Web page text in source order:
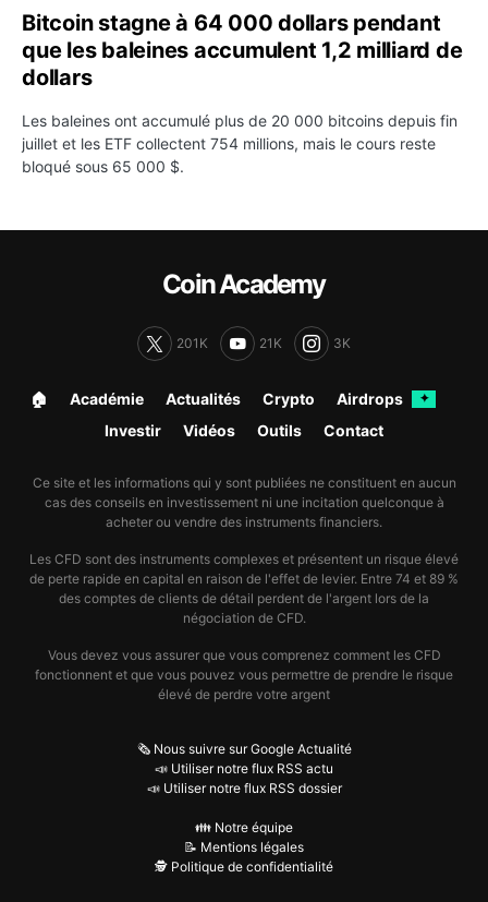
Bitcoin stagne à 64 000 dollars pendant
que les baleines accumulent 1,2 milliard de
dollars
Les baleines ont accumulé plus de 20 000 bitcoins depuis fin
juillet et les ETF collectent 754 millions, mais le cours reste
bloqué sous 65 000 $.
Coin Academy
201K 21K 3K
🏠︎ Académie Actualités Crypto Airdrops ✦
Investir Vidéos Outils Contact
Ce site et les informations qui y sont publiées ne constituent en aucun
cas des conseils en investissement ni une incitation quelconque à
acheter ou vendre des instruments financiers.
Les CFD sont des instruments complexes et présentent un risque élevé
de perte rapide en capital en raison de l'effet de levier. Entre 74 et 89 %
des comptes de clients de détail perdent de l'argent lors de la
négociation de CFD.
Vous devez vous assurer que vous comprenez comment les CFD
fonctionnent et que vous pouvez vous permettre de prendre le risque
élevé de perdre votre argent
🗞️ Nous suivre sur Google Actualité
📣 Utiliser notre flux RSS actu
📣 Utiliser notre flux RSS dossier
👪 Notre équipe
📝 Mentions légales
🕵️ Politique de confidentialité